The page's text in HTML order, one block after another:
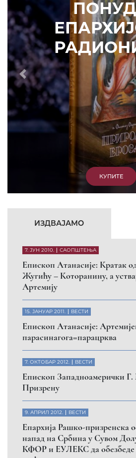
КУПИТЕ
7. ЈУН 2010. САОПШТЕЊА
Eпископ Атанасије: Кратак
Жугићу – Которанину, а
Артемију
15. ЈАНУАР 2011. ВЕСТИ
Eпископ Атанасије:
парасинагога=парацрква
ВЕСТИ
Eпископ Западноамерички Г.
напад на Србина у Сувом Долу
КФОР и ЕУЛЕКС да обезбеде
Eпископ Атанасије:
Светих Архангела код